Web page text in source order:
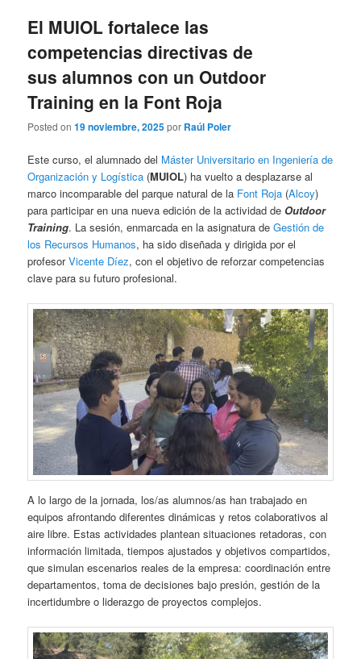
El MUIOL fortalece las
competencias directivas de
sus alumnos con un Outdoor
Training en la Font Roja
Posted on19 noviembre, 2025por Raúl Poler
Este curso, el alumnado del Máster Universitario en Ingeniería de
Organización y Logística (MUIOL) ha vuelto a desplazarse al
marco incomparable del parque natural de la Font Roja (Alcoy)
para participar en una nueva edición de la actividad de Outdoor
Training. La sesión, enmarcada en la asignatura deGestión de
los Recursos Humanos, ha sido diseñada y dirigida por el
profesorVicente Díez, con el objetivo de reforzar competencias
clave para su futuro profesional.
A lo largo de la jornada, los/as alumnos/as han trabajado en
equipos afrontando diferentes dinámicas y retos colaborativos al
aire libre. Estas actividades plantean situaciones retadoras, con
información limitada, tiempos ajustados y objetivos compartidos,
que simulan escenarios reales de la empresa: coordinación entre
departamentos, toma de decisiones bajo presión, gestión de la
incertidumbre o liderazgo de proyectos complejos.